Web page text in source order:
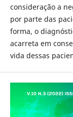
consideração a
por parte das
forma, o
acarreta em
vida dessas